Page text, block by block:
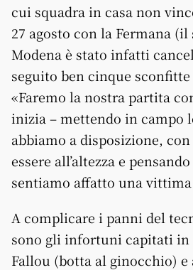
cui squadra in casa non
27 agosto con la Fermana (il
Modena è stato infatti
seguito ben cinque
«Faremo la nostra partita
inizia – mettendo in campo
abbiamo a disposizione,
essere all’altezza e
sentiamo affatto una
A complicare i panni del
sono gli infortuni capitati in
Fallou (botta al ginocchio)